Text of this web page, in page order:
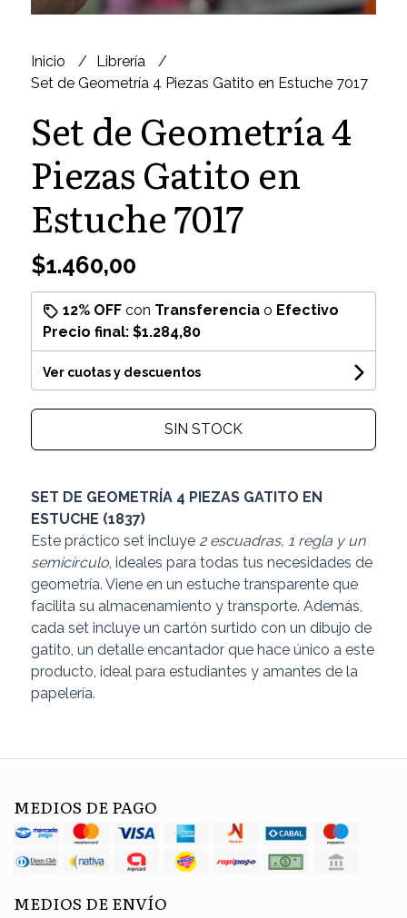
Inicio
Librería
Set de Geometría 4 Piezas Gatito en Estuche 7017
Set de Geometría 4
Piezas Gatito en
Estuche 7017
$1.460,00
12% OFFcon Transferenciao Efectivo
Precio final: $1.284,80
Ver cuotas y descuentos
SIN STOCK
SET DE GEOMETRÍA 4 PIEZAS GATITO EN
ESTUCHE (1837)
Este práctico set incluye 2 escuadras, 1 regla y un
semicírculo, ideales para todas tus necesidades de
geometría. Viene en un estuche transparente que
facilita su almacenamiento y transporte. Además,
cada set incluye un cartón surtido con un dibujo de
gatito, un detalle encantador que hace único a este
producto, ideal para estudiantes y amantes de la
papelería.
MEDIOS DE PAGO
MEDIOS DE ENVÍO